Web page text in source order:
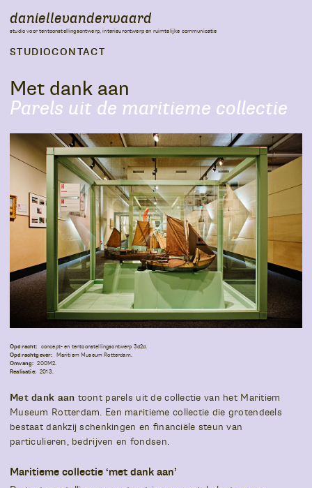
daniellevanderwaard
studio voor tentoonstellingsontwerp, interieurontwerp en ruimtelijke communicatie
STUDIOCONTACT
Met dank aan
Parels uit de maritieme collectie
Opdracht:
concept- en tentoonstellingsontwerp 3d2d.
Opdrachtgever:
Maritiem Museum Rotterdam.
Omvang: 200M2.
Realisatie: 2013.
Met dank aan toont parels uit de collectie van het Maritiem
Museum Rotterdam. Een maritieme collectie die grotendeels
bestaat dankzij schenkingen en financiële steun van
particulieren, bedrijven en fondsen.
Maritieme collectie ‘met dank aan’